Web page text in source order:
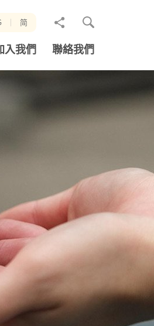
简
分
至
入我們 聯絡我們